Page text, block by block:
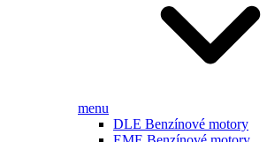
menu
DLE Benzínové motory